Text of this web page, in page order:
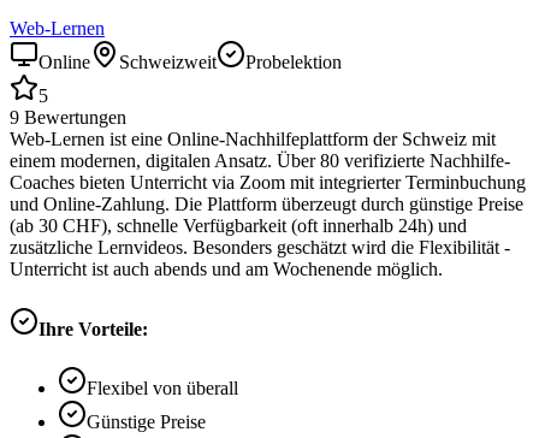
Web-Lernen
Online
Schweizweit
Probelektion
5
9 Bewertungen
Web-Lernen ist eine Online-Nachhilfeplattform der Schweiz mit
einem modernen, digitalen Ansatz. Über 80 verifizierte Nachhilfe-
Coaches bieten Unterricht via Zoom mit integrierter Terminbuchung
und Online-Zahlung. Die Plattform überzeugt durch günstige Preise
(ab 30 CHF), schnelle Verfügbarkeit (oft innerhalb 24h) und
zusätzliche Lernvideos. Besonders geschätzt wird die Flexibilität -
Unterricht ist auch abends und am Wochenende möglich.
Ihre Vorteile:
Flexibel von überall
Günstige Preise